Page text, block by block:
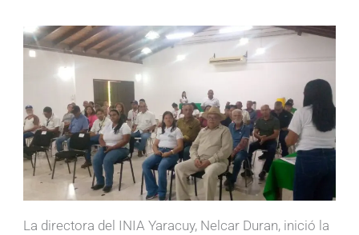
La directora del INIA Yaracuy, Nelcar Duran, inició la